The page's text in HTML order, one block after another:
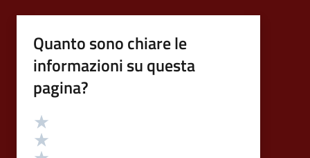
Quanto sono chiare le
informazioni su questa
pagina?
Valutazione